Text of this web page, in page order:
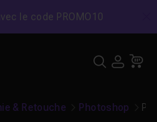
le code PROMO10
& Retouche Photoshop